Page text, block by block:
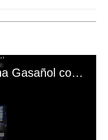
El mal momento de Yanina Gasañol con un hincha argentino en "Subrayado"